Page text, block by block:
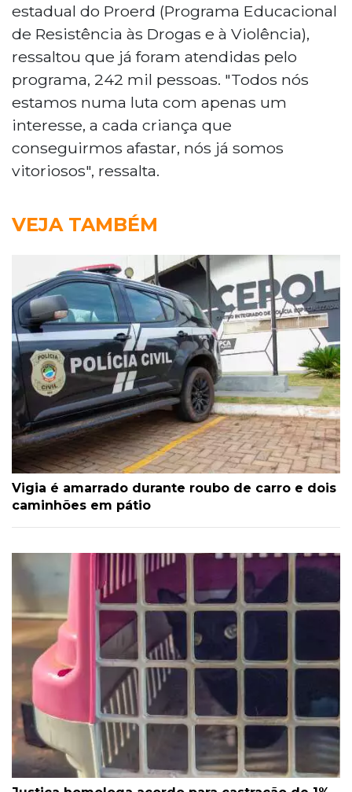
estadual do Proerd (Programa Educacional
de Resistência às Drogas e à Violência),
ressaltou que já foram atendidas pelo
programa, 242 mil pessoas. "Todos nós
estamos numa luta com apenas um
interesse, a cada criança que
conseguirmos afastar, nós já somos
vitoriosos", ressalta.
VEJA TAMBÉM
Vigia é amarrado durante roubo de carro e dois
caminhões em pátio